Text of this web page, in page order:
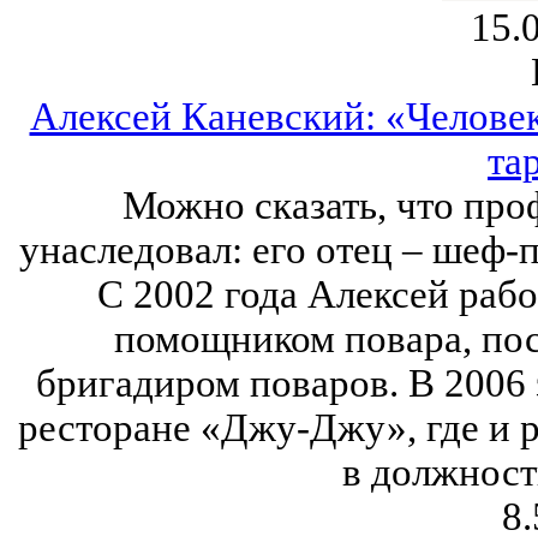
Алексей Каневский:
Можно сказать, что
унаследовал: его отец ‒ шеф-
С 2002 года Алексей
помощником повара,
бригадиром поваров. В
ресторане «Джу-Джу», где и
в